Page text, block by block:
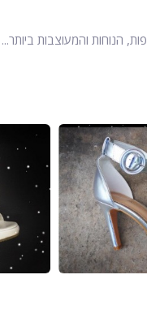
הנוחות והמעוצבות ביותר...